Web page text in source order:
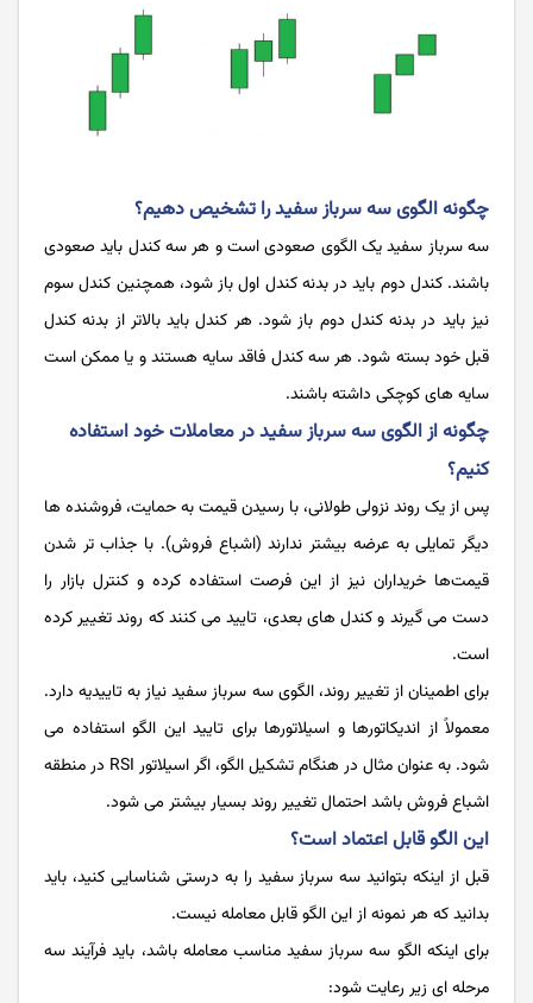
چگونه الگوی سه سرباز سفید را تشخیص دهیم؟
سه سرباز سفید یک الگوی صعودی است و هر سه کندل باید صعودی
باشند. کندل دوم باید در بدنه کندل اول باز شود، همچنین کندل سوم
نیز باید در بدنه کندل دوم باز شود. هر کندل باید بالاتر از بدنه کندل
قبل خود بسته شود. هر سه کندل فاقد سایه هستند و یا ممکن است
سایه های کوچکی داشته باشند.
چگونه از الگوی سه سرباز سفید در معاملات خود استفاده
کنیم؟
پس از یک روند نزولی طولانی، با رسیدن قیمت به حمایت، فروشنده ها
دیگر تمایلی به عرضه بیشتر ندارند (اشباع فروش). با جذاب تر شدن
قیمت‌ها خریداران نیز از این فرصت استفاده کرده و کنترل بازار را
دست می ‌گیرند و کندل ‌های بعدی، تایید می ‌کنند که روند تغییر کرده
است.
برای اطمینان از تغییر روند، الگوی سه سرباز سفید نیاز به تاییدیه دارد.
معمولاً از اندیکاتورها و اسیلاتورها برای تایید این الگو استفاده می
‌شود. به عنوان مثال در هنگام تشکیل الگو، اگر اسیلاتور RSI در منطقه
اشباع فروش باشد احتمال تغییر روند بسیار بیشتر می ‌شود.
این الگو قابل اعتماد است؟
قبل از اینکه بتوانید سه سرباز سفید را به درستی شناسایی کنید، باید
بدانید که هر نمونه از این الگو قابل معامله نیست.
برای اینکه الگو سه سرباز سفید مناسب معامله باشد، باید فرآیند سه
مرحله ای زیر رعایت شود: